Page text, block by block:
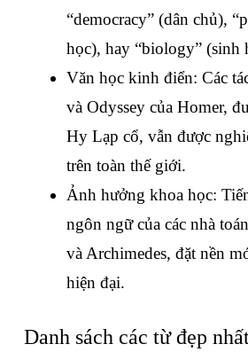
“democracy” (dân chủ),
học), hay “biology” (sinh
Văn học kinh điển: Các
và Odyssey của Homer,
Hy Lạp cổ, vẫn được
trên toàn thế giới.
Ảnh hưởng khoa học:
ngôn ngữ của các nhà
và Archimedes, đặt nền
hiện đại.
Danh sách các từ đẹp